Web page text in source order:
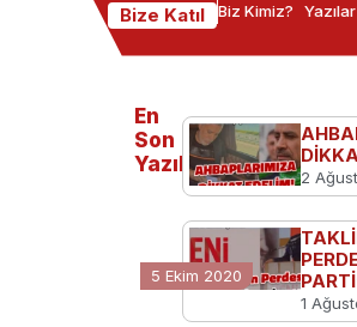
Bize Katıl Biz Kimiz? Yazılar
KKTC
Azeri
Ana Sayfa Türkiye'den
5 Ekim 2020
En
Son
Yazılanlar
2
1